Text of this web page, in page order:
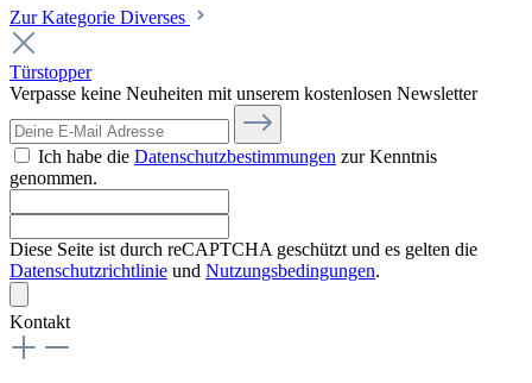
Zur Kategorie Diverses
Türstopper
Verpasse keine Neuheiten mit unserem kostenlosen Newsletter
Ich habe die Datenschutzbestimmungen zur Kenntnis
genommen.
Diese Seite ist durch reCAPTCHA geschützt und es gelten die
Datenschutzrichtlinie und Nutzungsbedingungen.
Kontakt